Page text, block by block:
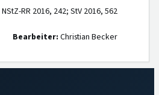
NStZ-RR 2016, 242; StV 2016, 562
Bearbeiter: Christian Becker